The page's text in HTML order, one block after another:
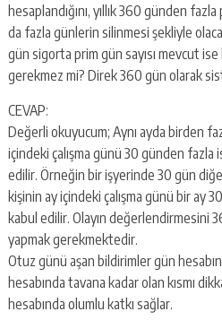
hesaplandığını, yıllık 360 günden
da fazla günlerin silinmesi şekliyle
gün sigorta prim gün sayısı mevcut ise
gerekmez mi? Direk 360 gün olarak
CEVAP:
Değerli okuyucum; Aynı ayda birden
içindeki çalışma günü 30 günden fazla
edilir. Örneğin bir işyerinde 30 gün
kişinin ay içindeki çalışma günü bir ay
kabul edilir. Olayın değerlendirmesini
yapmak gerekmektedir.
Otuz günü aşan bildirimler gün
hesabında tavana kadar olan kısmı
hesabında olumlu katkı sağlar.